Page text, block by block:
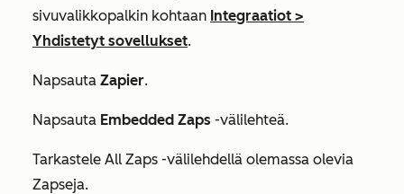
sivuvalikkopalkin kohtaan Integraatiot >
Yhdistetyt sovellukset.
Napsauta Zapier.
Napsauta Embedded Zaps -välilehteä.
Tarkastele All Zaps -välilehdellä olemassa olevia
Zapseja.